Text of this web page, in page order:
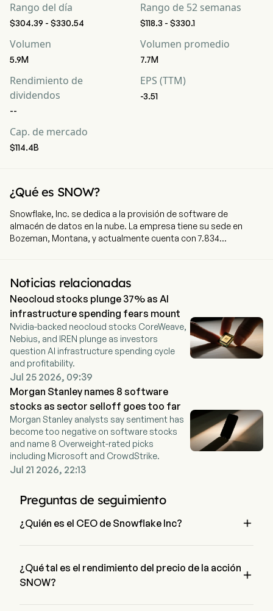
Rango del día
$304.39 - $330.54
Rango de 52 semanas
$118.3 - $330.1
Volumen
5.9M
Volumen promedio
7.7M
Rendimiento de
dividendos
--
EPS (TTM)
-3.51
Cap. de mercado
$114.4B
¿Qué es SNOW?
Snowflake, Inc. se dedica a la provisión de software de
almacén de datos en la nube. La empresa tiene su sede en
Bozeman, Montana, y actualmente cuenta con 7.834
consolidar datos en una única fuente de verdad para generar
información útil, aplicar inteligencia artificial (IA) para resolver
problemas empresariales, desarrollar aplicaciones de datos, y
compartir datos y productos de datos. La empresa ofrece su
plataforma a través de un modelo de negocio centrado en el
cliente y basado en consumo. Su arquitectura nativa de la nube
consta de tres capas independientemente escalables, pero
lógicamente integradas, a través de procesamiento,
almacenamiento y servicios en la nube. La capa de
procesamiento proporciona recursos dedicados para permitir
a los usuarios acceder simultáneamente a conjuntos de datos
comunes para múltiples casos de uso con mínima latencia. La
capa de almacenamiento absorbe grandes cantidades y
variedades de datos estructurados, semiestructurados y no
estructurados para crear un registro unificado de datos. Su
plataforma ClearQuery permite a los usuarios buscar, explorar
lenguaje natural.
Noticias relacionadas
Neocloud stocks plunge 37% as AI
infrastructure spending fears mount
Nvidia-backed neocloud stocks CoreWeave,
Nebius, and IREN plunge as investors
question AI infrastructure spending cycle
and profitability.
Jul 25 2026, 09:39
Morgan Stanley names 8 software
stocks as sector selloff goes too far
Morgan Stanley analysts say sentiment has
become too negative on software stocks
and name 8 Overweight-rated picks
including Microsoft and CrowdStrike.
Jul 21 2026, 22:13
Preguntas de seguimiento
¿Quién es el CEO de Snowflake Inc? 
¿Qué tal es el rendimiento del precio de la acción
SNOW?
